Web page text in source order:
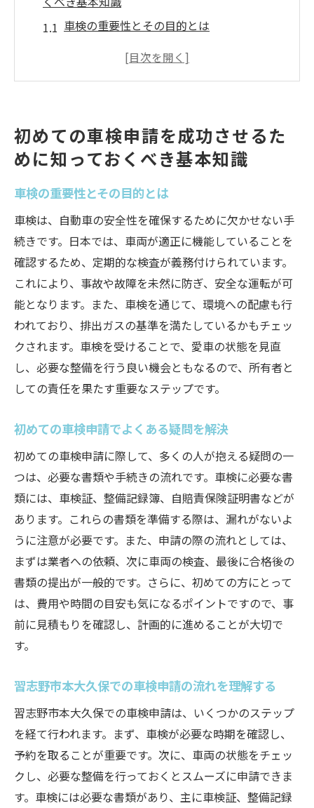
車検の重要性とその目的とは
初めての車検申請でよくある疑問を解決
初心者におすすめの車検情報収集方法
車検申請におけるコストと時間の目安
習志野市本大久保でのスムーズな車検手続きを
目指すための準備
車検予約の重要性と便利な方法
予算に合わせた車検の計画を立てる
必要な事前整備とそのチェックリスト
地元特有の車検関連情報を集める
習志野市本大久保での車検手続きの流れ
専門家に相談して不安を解消する方法
車検申請に必要な書類とその準備方法を徹底解
説
車検申請に必要な書類リスト
書類を揃える際の注意点とポイント
オンラインでの車検書類申請方法
習志野市本大久保の役所での手続きガイド
書類不備を防ぐためのチェック方法
書類提出のタイミングと最適な時期
地元特有の車検情報を活用してトラブルを未然
に防ぐ
習志野市本大久保ならではの車検制度
地元で評判の良い車検業者を探す方法
地元の交通事情を考慮した車検準備
習志野市の車検で注意すべきポイント
車検後の地元でのサポート体制
専門業者選びが車検成功への鍵となる理由とそ
の基準
信頼できる車検業者を選ぶ際の基準
初めての車検申請を成功させるた
めに知っておくべき基本知識
車検の重要性とその目的とは
車検は、自動車の安全性を確保するために欠かせない手
続きです。日本では、車両が適正に機能していることを
確認するため、定期的な検査が義務付けられています。
これにより、事故や故障を未然に防ぎ、安全な運転が可
能となります。また、車検を通じて、環境への配慮も行
われており、排出ガスの基準を満たしているかもチェッ
クされます。車検を受けることで、愛車の状態を見直
し、必要な整備を行う良い機会ともなるので、所有者と
しての責任を果たす重要なステップです。
初めての車検申請でよくある疑問を解決
初めての車検申請に際して、多くの人が抱える疑問の一
つは、必要な書類や手続きの流れです。車検に必要な書
類には、車検証、整備記録簿、自賠責保険証明書などが
あります。これらの書類を準備する際は、漏れがないよ
うに注意が必要です。また、申請の際の流れとしては、
まずは業者への依頼、次に車両の検査、最後に合格後の
書類の提出が一般的です。さらに、初めての方にとって
は、費用や時間の目安も気になるポイントですので、事
前に見積もりを確認し、計画的に進めることが大切で
す。
習志野市本大久保での車検申請の流れを理解する
習志野市本大久保での車検申請は、いくつかのステップ
を経て行われます。まず、車検が必要な時期を確認し、
予約を取ることが重要です。次に、車両の状態をチェッ
クし、必要な整備を行っておくとスムーズに申請できま
す。車検には必要な書類があり、主に車検証、整備記録